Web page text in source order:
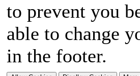
to prevent you
able to change
in the footer.